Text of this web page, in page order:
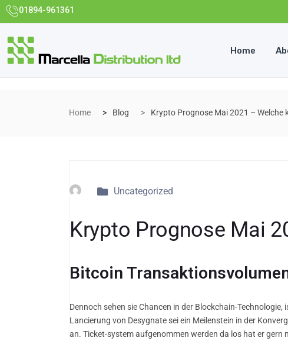
01894-961361
Home
Home Blog Krypto Prognose Mai 2021 – Welche
Uncategorized
Krypto Prognose Mai
Bitcoin
Dennoch sehen sie Chancen in der Blockchain-
Lancierung von Desygnate sei ein Meilenstein in der
an. Ticket-system aufgenommen werden da los hat er gern